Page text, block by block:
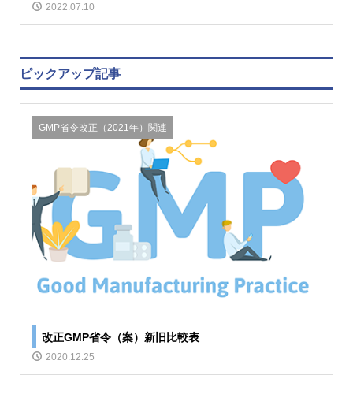
2022.07.10
ピックアップ記事
GMP省令改正（2021年）関連
改正GMP省令（案）新旧比較表
2020.12.25